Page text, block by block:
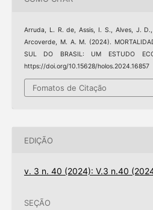
Arruda, L. R. de, Assis, I. S., Alves, J.
Arcoverde, M. A. M. (2024).
SUL DO BRASIL: UM ESTUDO
https://doi.org/10.15628/holos.2024.16857
Fomatos de Citação
EDIÇÃO
v. 3 n. 40 (2024): V.3 n.40
SEÇÃO